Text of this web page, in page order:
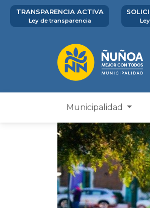
TRANSPARENCIA ACTIVA
Ley de transparencia
Municipalidad